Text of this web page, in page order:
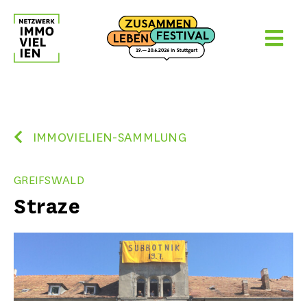
content
IMMOVIELIEN-SAMMLUNG
GREIFSWALD
Straze